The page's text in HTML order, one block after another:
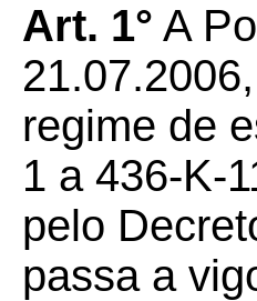
Art. 1° A
regime de
1 a 436-K-
pelo
passa a